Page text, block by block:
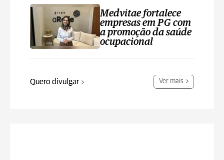
Medvitae fortalece
empresas em PG com
a promoção da saúde
ocupacional
Quero divulgar Ver mais